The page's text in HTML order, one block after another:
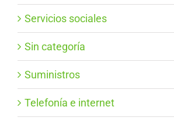
Servicios sociales
Sin categoría
Suministros
Telefonía e internet